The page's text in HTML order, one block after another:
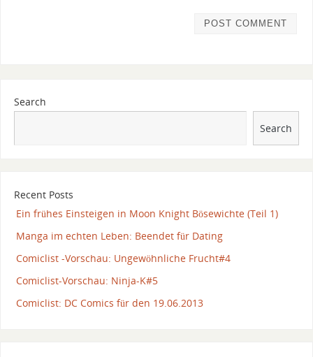
Search
Search
Recent Posts
Ein frühes Einsteigen in Moon Knight Bösewichte (Teil 1)
Manga im echten Leben: Beendet für Dating
Comiclist -Vorschau: Ungewöhnliche Frucht#4
Comiclist-Vorschau: Ninja-K#5
Comiclist: DC Comics für den 19.06.2013